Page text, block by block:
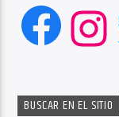
BUSCAR EN EL SITIO